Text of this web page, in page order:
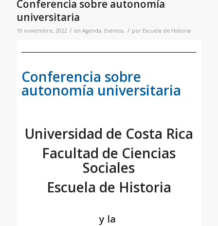
Conferencia sobre autonomía
universitaria
19 noviembre, 2022 / en Agenda, Eventos / por Escuela de Historia
Conferencia sobre
autonomía universitaria
Universidad de Costa Rica
Facultad de Ciencias
Sociales
Escuela de Historia
y la